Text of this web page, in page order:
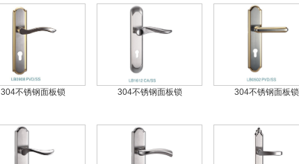
304不锈钢面板锁 304不锈钢面板锁 304不锈钢面板锁